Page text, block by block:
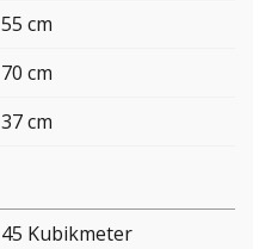
55 cm
70 cm
37 cm
45 Kubikmeter